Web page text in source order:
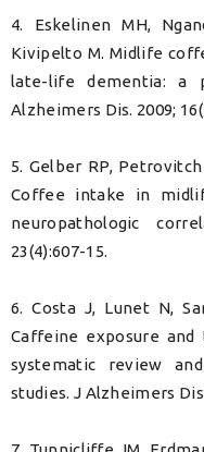
4. Eskelinen MH,
Kivipelto M. Midlife
late-life dementia: a
Alzheimers Dis. 2009;
5. Gelber RP,
Coffee intake in
neuropathologic
23(4):607-15.
6. Costa J, Lunet N,
Caffeine exposure and
systematic review
studies. J Alzheimers